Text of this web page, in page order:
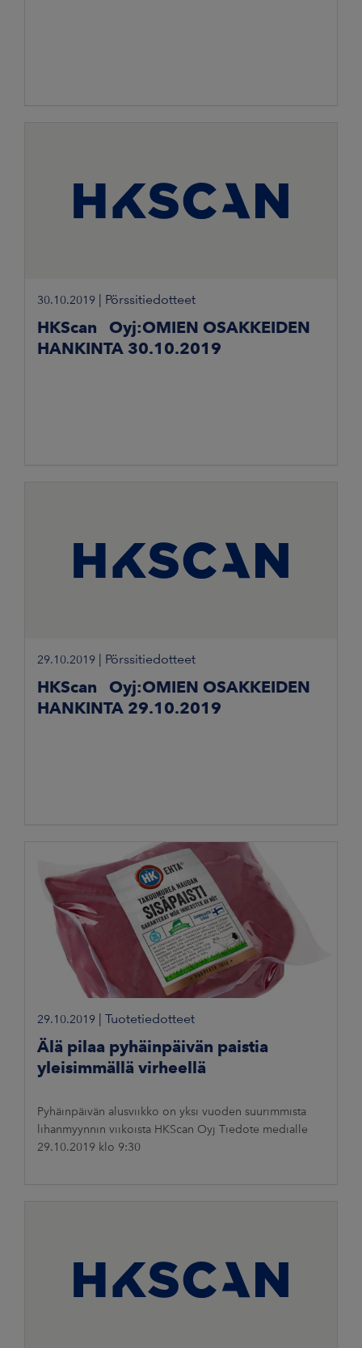
30.10.2019 Pörssitiedotteet
HKScan Oyj:OMIEN OSAKKEIDEN
HANKINTA 30.10.2019
29.10.2019 Pörssitiedotteet
HKScan Oyj:OMIEN OSAKKEIDEN
HANKINTA 29.10.2019
29.10.2019 Tuotetiedotteet
Älä pilaa pyhäinpäivän paistia
yleisimmällä virheellä
Pyhäinpäivän alusviikko on yksi vuoden suurimmista
lihanmyynnin viikoista HKScan Oyj Tiedote medialle
29.10.2019 klo 9:30